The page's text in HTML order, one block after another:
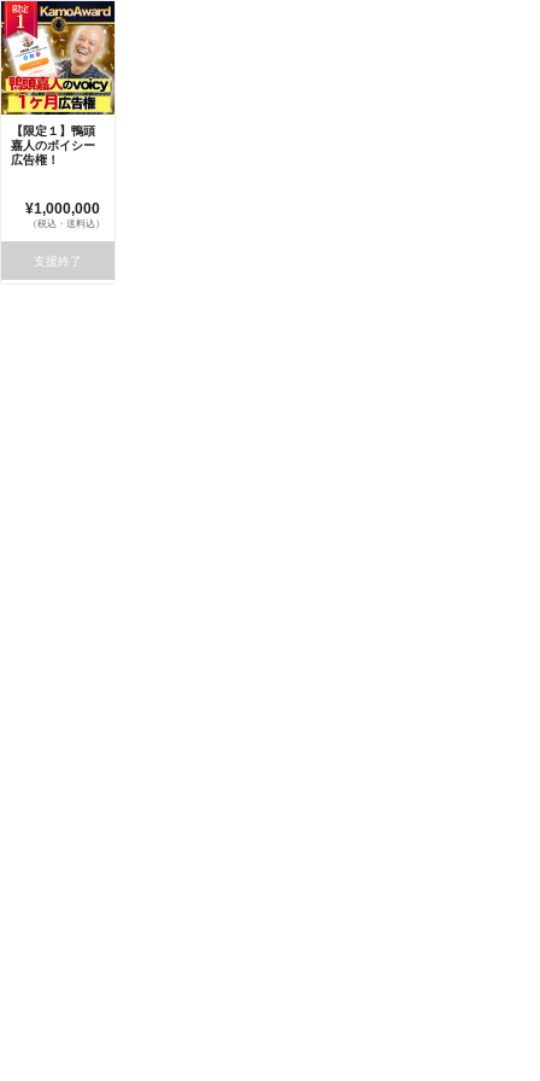
【限定１】鴨頭
嘉人のボイシー
広告権！
¥1,000,000
（税込・送料込）
支援終了